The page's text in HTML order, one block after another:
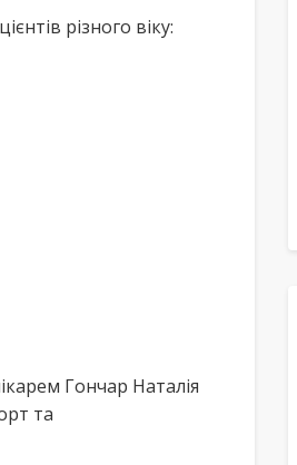
різного віку:
Гончар Наталія
та